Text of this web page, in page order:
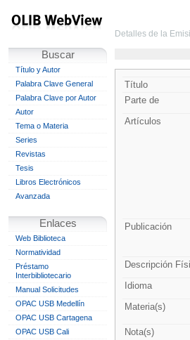
Buscar
Título y Autor
Palabra Clave General
Palabra Clave por Autor
Autor
Tema o Materia
Series
Revistas
Tesis
Libros Electrónicos
Avanzada
Enlaces
Web Biblioteca
Normatividad
Préstamo
Interbibliotecario
Manual Solicitudes
OPAC USB Medellín
OPAC USB Cartagena
OPAC USB Cali
Detalles de la
Título
Parte de
Artículos
Publicación
Descripción
Idioma
Materia(s)
Nota(s)